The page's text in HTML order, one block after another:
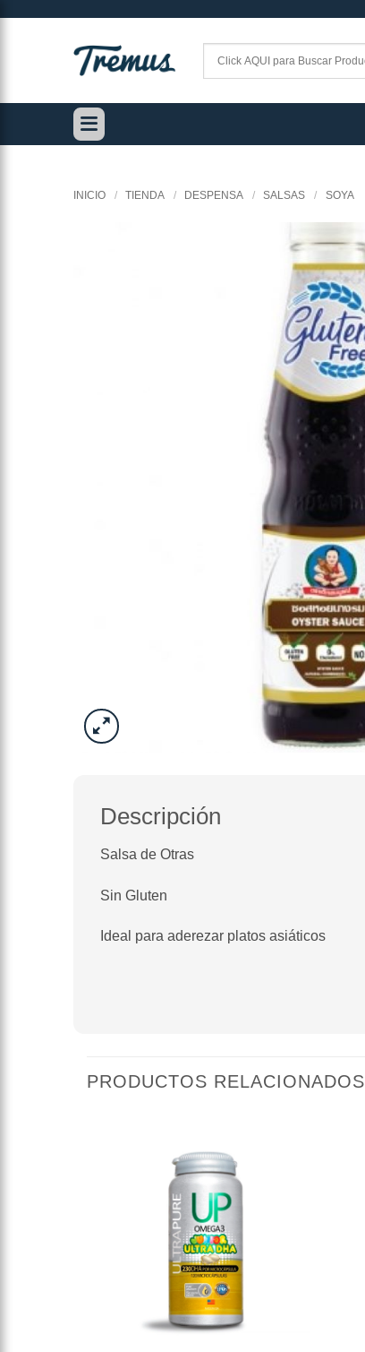
INICIO / TIENDA / DESPENSA / SALSAS / SOYA
Descripción
Salsa de Otras
Sin Gluten
Ideal para aderezar platos asiáticos
PRODUCTOS RELACIONADOS